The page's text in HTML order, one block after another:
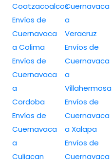
Coatzacoalcos
Envíos de
Cuernavaca
a Colima
Envíos de
Cuernavaca
a
Cordoba
Envíos de
Cuernavaca
a
Culiacan
Cuernavaca
a
Veracruz
Envíos de
Cuernavaca
a
Villahermosa
Envíos de
Cuernavaca
a Xalapa
Envíos de
Cuernavaca